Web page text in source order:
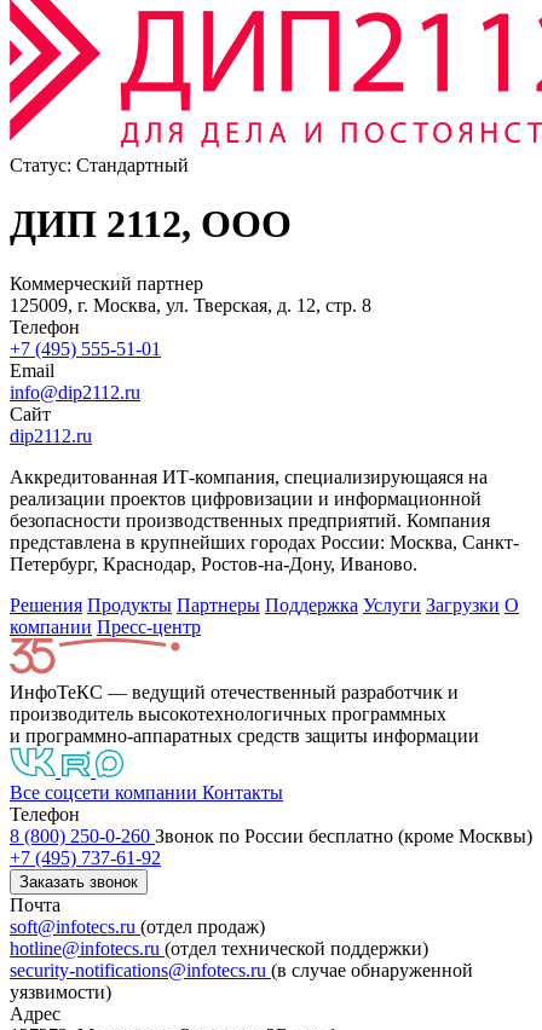
Статус: Стандартный
ДИП 2112, ООО
Коммерческий партнер
125009, г. Москва, ул. Тверская, д. 12, стр. 8
Телефон
+7 (495) 555-51-01
Email
info@dip2112.ru
Сайт
dip2112.ru
Аккредитованная ИТ-компания, специализирующаяся на
реализации проектов цифровизации и информационной
безопасности производственных предприятий. Компания
представлена в крупнейших городах России: Москва, Санкт-
Петербург, Краснодар, Ростов-на-Дону, Иваново.
Решения Продукты Партнeры Поддержка Услуги Загрузки О
компании Пресс-центр
ИнфоТеКС — ведущий отечественный разработчик и
производитель высокотехнологичных программных
и программно-аппаратных средств защиты информации
Все соцсети компании Контакты
Телефон
8 (800) 250-0-260 Звонок по России бесплатно (кроме Москвы)
+7 (495) 737-61-92
Заказать звонок
Почта
soft@infotecs.ru (отдел продаж)
hotline@infotecs.ru (отдел технической поддержки)
security-notifications@infotecs.ru (в случае обнаруженной
уязвимости)
Адрес